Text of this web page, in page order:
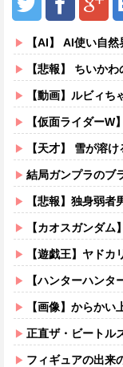
【AI】 AI使い自
【悲報】 ちいか
【動画】ルビィ
【仮面ライダーW
【天才】 雪が溶
結局ガンプラのブ
【悲報】独身弱者
【カオスガンダ
【遊戯王】ヤド
【ハンターハン
【画像】からかい上
正直ザ・ビートル
フィギュアの出来